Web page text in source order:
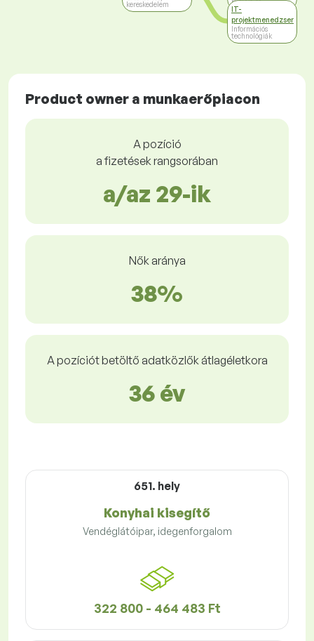
kereskedelem
IT-
projektmenedzser
Információs
technológiák
Product owner a munkaerőpiacon
A pozíció
a fizetések rangsorában
a/az 29-ik
Nők aránya
38%
A pozíciót betöltő adatközlők átlagéletkora
36 év
651. hely
Konyhai kisegítő
Vendéglátóipar, idegenforgalom
322 800 - 464 483 Ft